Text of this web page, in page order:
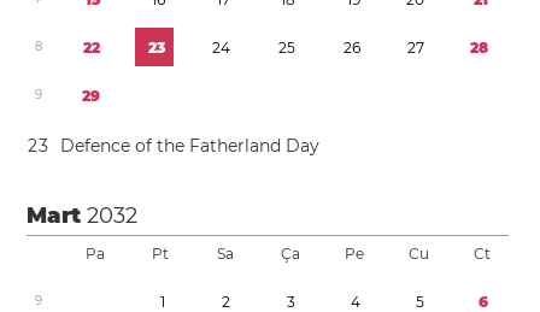
8 22 23 24 25 26 27 28
9 29
23 Defence of the Fatherland Day
Mart2032
Pa Pt Sa Ça Pe Cu Ct
9 1 2 3 4 5 6